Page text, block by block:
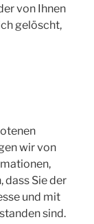
von Ihnen
gelöscht,
wir von
dass Sie der
und mit
sind.